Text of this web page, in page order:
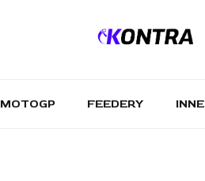
MOTOGP FEEDERY INNE